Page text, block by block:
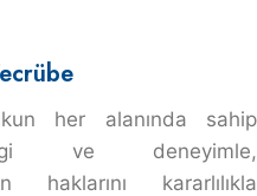
her alanında sahip
ve deneyimle,
haklarını kararlılıkla